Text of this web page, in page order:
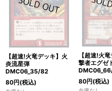
【超速!火竜デッキ】火
炎流星弾
DMC06_35/82
80円(税込)
【超速!火
撃者エグゼ
80円(税込)